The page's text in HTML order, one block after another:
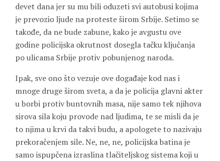
devet dana jer su mu bili oduzeti svi autobusi kojima
je prevozio ljude na proteste širom Srbije. Setimo se
takođe, da ne bude zabune, kako je avgustu ove
godine policijska okrutnost dosegla tačku ključanja
po ulicama Srbije protiv pobunjenog naroda.
Ipak, sve ono što vezuje ove događaje kod nas i
mnoge druge širom sveta, a da je policija glavni akter
u borbi protiv buntovnih masa, nije samo tek njihova
sirova sila koju provode nad ljudima, te se misli da je
to njima u krvi da takvi budu, a apologete to nazivaju
prekoračenjem sile. Ne, ne, ne, policijska batina je
samo ispupčena izraslina tlačiteljskog sistema koji u